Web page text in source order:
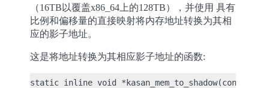
（16TB以覆盖x86_64上的128TB），并使用 具有
比例和偏移量的直接映射将内存地址转换为其相
应的影子地址。
这是将地址转换为其相应影子地址的函数:
static inline void *kasan_mem_to_shadow(const